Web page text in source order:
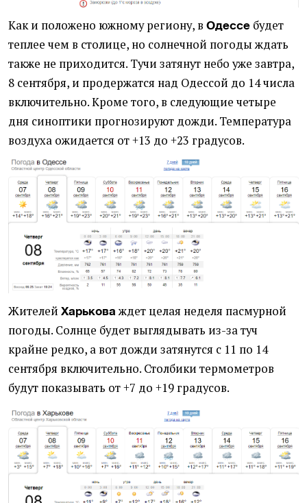
Как и положено южному региону, в Одессе будет
теплее чем в столице, но солнечной погоды ждать
также не приходится. Тучи затянут небо уже завтра,
8 сентября, и продержатся над Одессой до 14 числа
включительно. Кроме того, в следующие четыре
дня синоптики прогнозируют дожди. Температура
воздуха ожидается от +13 до +23 градусов.
Жителей Харькова ждет целая неделя пасмурной
погоды. Солнце будет выглядывать из-за туч
крайне редко, а вот дожди затянутся с 11 по 14
сентября включительно. Столбики термометров
будут показывать от +7 до +19 градусов.